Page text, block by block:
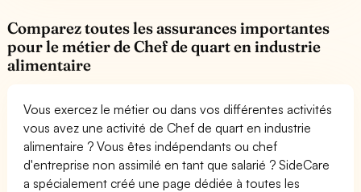
Comparez toutes les assurances importantes
pour le métier de Chef de quart en industrie
alimentaire
Vous exercez le métier ou dans vos différentes activités
vous avez une activité de Chef de quart en industrie
alimentaire ? Vous êtes indépendants ou chef
d'entreprise non assimilé en tant que salarié ? SideCare
a spécialement créé une page dédiée à toutes les